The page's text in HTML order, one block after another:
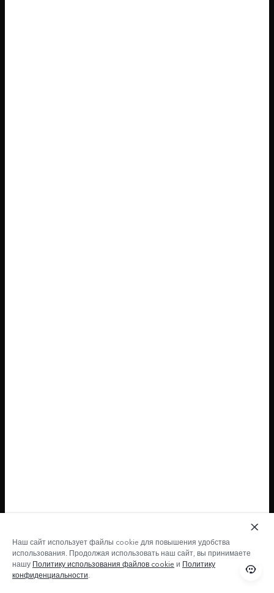
Наш сайт использует файлы cookie для повышения удобства
использования. Продолжая использовать наш сайт, вы принимаете
нашу Политику использования файлов cookie и Политику
конфиденциальности.